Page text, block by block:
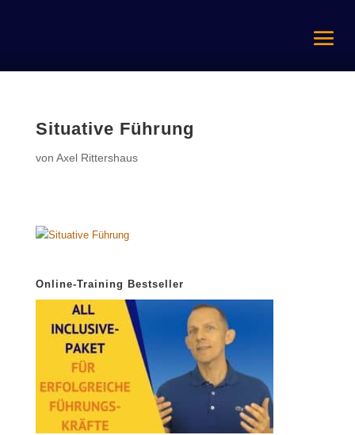
Situative Führung
von Axel Rittershaus
Online-Training Bestseller